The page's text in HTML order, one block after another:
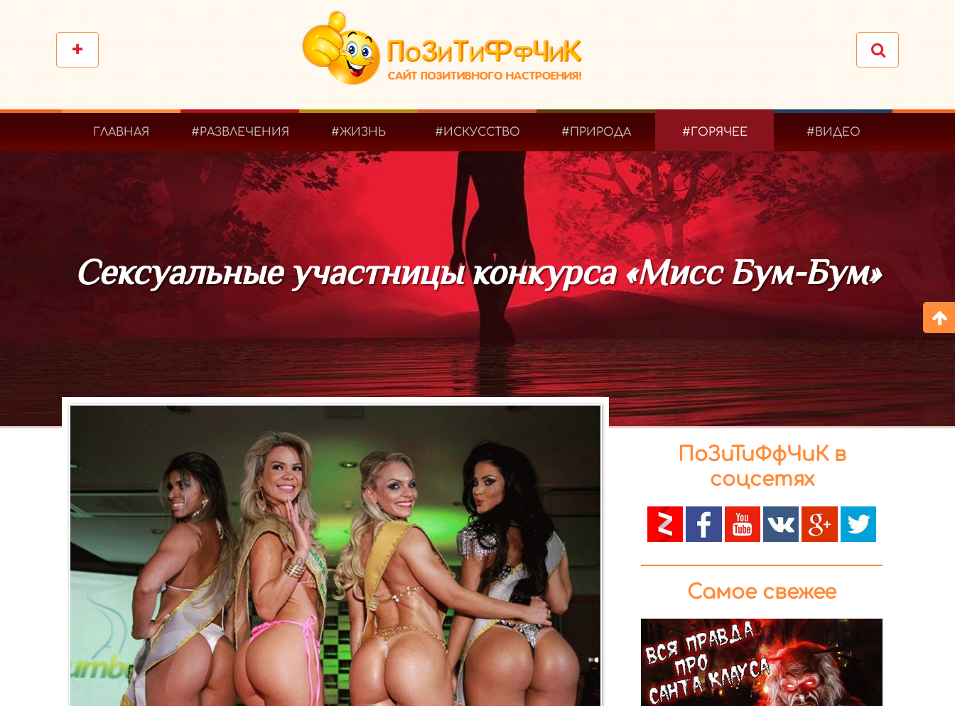
ГЛАВНАЯ #РАЗВЛЕЧЕНИЯ #ЖИЗНЬ #ИСКУССТВО #ПРИРОДА #ГОРЯЧЕЕ #ВИДЕО
Сексуальные участницы конкурса «Мисс Бум-Бум»
ПоЗиТиФфЧиК в
соцсетях
Самое свежее